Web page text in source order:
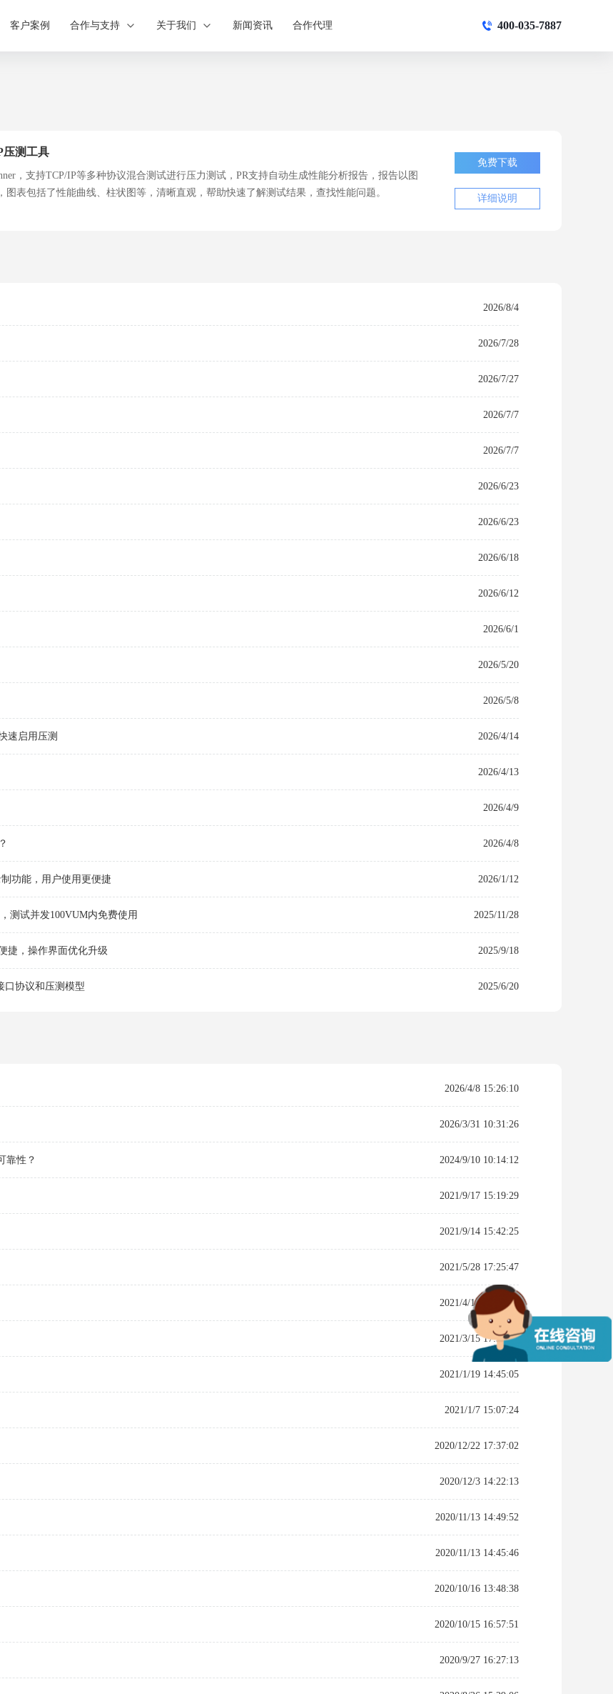
客户案例 合作与支持 关于我们 新闻资讯 合作代理 400-035-7887
压测工具
，支持TCP/IP等多种协议混合测试进行压力测试，PR支持自动生成性能分析报告，报告以图
图表包括了性能曲线、柱状图等，清晰直观，帮助快速了解测试结果，查找性能问题。
免费下载
详细说明
2026/8/4
2026/7/28
2026/7/27
2026/7/7
2026/7/7
2026/6/23
2026/6/23
2026/6/18
2026/6/12
2026/6/1
2026/5/20
2026/5/8
速启用压测 2026/4/14
2026/4/13
2026/4/9
2026/4/8
功能，用户使用更便捷 2026/1/12
测试并发100VUM内免费使用 2025/11/28
捷，操作界面优化升级 2025/9/18
口协议和压测模型 2025/6/20
2026/4/8 15:26:10
2026/3/31 10:31:26
靠性？ 2024/9/10 10:14:12
2021/9/17 15:19:29
2021/9/14 15:42:25
2021/5/28 17:25:47
2021/4/15 14:41:29
2021/3/15 17:32:36
2021/1/19 14:45:05
2021/1/7 15:07:24
2020/12/22 17:37:02
2020/12/3 14:22:13
2020/11/13 14:49:52
2020/11/13 14:45:46
2020/10/16 13:48:38
2020/10/15 16:57:51
2020/9/27 16:27:13